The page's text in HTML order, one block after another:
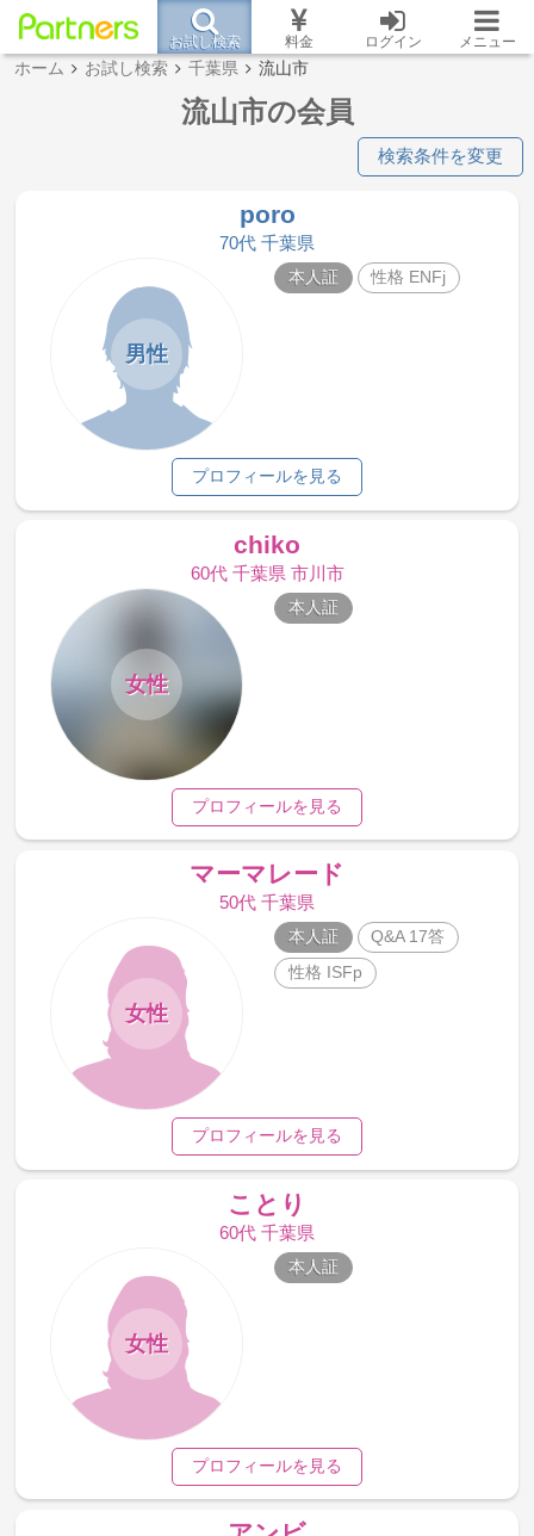
お試し検索 料金 ログイン メニュー
ホーム お試し検索 千葉県 流山市
流山市の会員
検索条件を変更
poro
70代 千葉県
男性
本人証 性格 ENFj
プロフィールを見る
chiko
60代 千葉県 市川市
女性
本人証
プロフィールを見る
マーマレード
50代 千葉県
女性
本人証
Q&A 17答
性格 ISFp
プロフィールを見る
ことり
60代 千葉県
女性
本人証
プロフィールを見る